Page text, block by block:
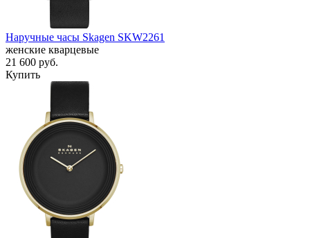
Наручные часы Skagen SKW2261
женские кварцевые
21 600 руб.
Купить